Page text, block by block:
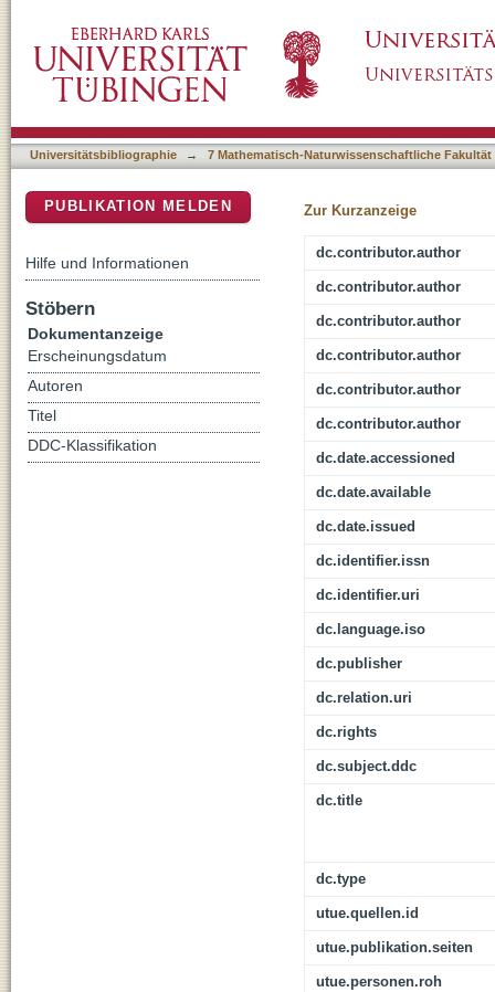
Rates in Simple Proteogenomic Experiments
Universitätsbibliographie → 7 Mathematisch-Naturwissenschaftliche Fakultät
Zur Kurzanzeige
dc.contributor.author
dc.contributor.author
dc.contributor.author
dc.contributor.author
dc.contributor.author
dc.contributor.author
dc.date.accessioned
dc.date.available
dc.date.issued
dc.identifier.issn
dc.identifier.uri
dc.language.iso
dc.publisher
dc.relation.uri
dc.rights
dc.subject.ddc
dc.title
dc.type
utue.quellen.id
utue.publikation.seiten
utue.personen.roh
PUBLIKATION MELDEN
Hilfe und Informationen
Stöbern
Dokumentanzeige
Erscheinungsdatum
Autoren
Titel
DDC-Klassifikation